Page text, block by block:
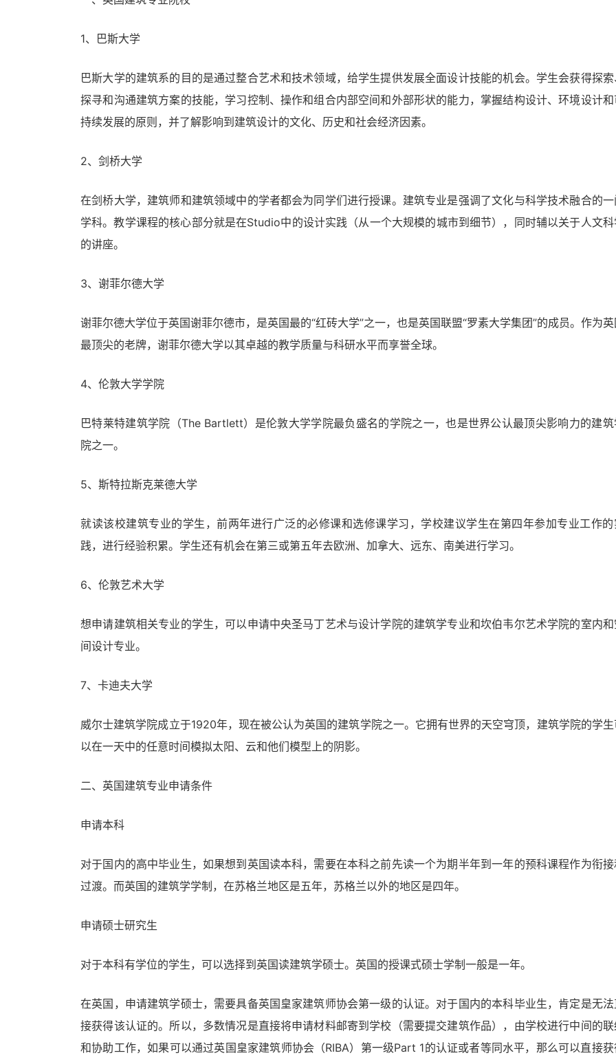
1、巴斯大学
巴斯大学的建筑系的目的是通过整合艺术和技术领域，给学生提供发展全面设计技能的机会。学生会获得探索
探寻和沟通建筑方案的技能，学习控制、操作和组合内部空间和外部形状的能力，掌握结构设计、环境设计
持续发展的原则，并了解影响到建筑设计的文化、历史和社会经济因素。
2、剑桥大学
在剑桥大学，建筑师和建筑领域中的学者都会为同学们进行授课。建筑专业是强调了文化与科学技术融合的一
学科。教学课程的核心部分就是在Studio中的设计实践（从一个大规模的城市到细节），同时辅以关于人文
的讲座。
3、谢菲尔德大学
谢菲尔德大学位于英国谢菲尔德市，是英国最的“红砖大学”之一，也是英国联盟“罗素大学集团”的成员。作为英
最顶尖的老牌，谢菲尔德大学以其卓越的教学质量与科研水平而享誉全球。
4、伦敦大学学院
巴特莱特建筑学院（The Bartlett）是伦敦大学学院最负盛名的学院之一，也是世界公认最顶尖影响力的建
院之一。
5、斯特拉斯克莱德大学
就读该校建筑专业的学生，前两年进行广泛的必修课和选修课学习，学校建议学生在第四年参加专业工作的
践，进行经验积累。学生还有机会在第三或第五年去欧洲、加拿大、远东、南美进行学习。
6、伦敦艺术大学
想申请建筑相关专业的学生，可以申请中央圣马丁艺术与设计学院的建筑学专业和坎伯韦尔艺术学院的室内和
间设计专业。
7、卡迪夫大学
威尔士建筑学院成立于1920年，现在被公认为英国的建筑学院之一。它拥有世界的天空穹顶，建筑学院的学
以在一天中的任意时间模拟太阳、云和他们模型上的阴影。
二、英国建筑专业申请条件
申请本科
对于国内的高中毕业生，如果想到英国读本科，需要在本科之前先读一个为期半年到一年的预科课程作为衔接
过渡。而英国的建筑学学制，在苏格兰地区是五年，苏格兰以外的地区是四年。
申请硕士研究生
对于本科有学位的学生，可以选择到英国读建筑学硕士。英国的授课式硕士学制一般是一年。
在英国，申请建筑学硕士，需要具备英国皇家建筑师协会第一级的认证。对于国内的本科毕业生，肯定是无法
接获得该认证的。所以，多数情况是直接将申请材料邮寄到学校（需要提交建筑作品），由学校进行中间的
和协助工作，如果可以通过英国皇家建筑师协会（RIBA）第一级Part 1的认证或者等同水平，那么可以直接